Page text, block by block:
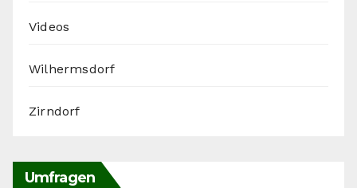
Videos
Wilhermsdorf
Zirndorf
Umfragen